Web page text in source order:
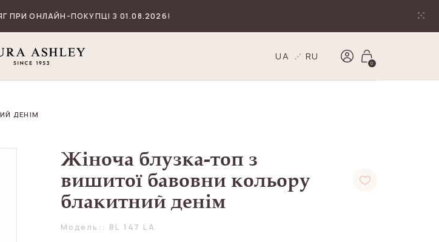
ПРИ ОНЛАЙН-ПОКУПЦІ З 01.08.2026!
UA RU
0
ДЕНІМ
Жіноча блузка-топ з
вишитої бавовни кольору
блакитний денім
Модель:: BL 147 LA